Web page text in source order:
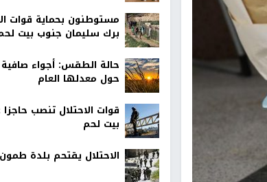
مستوطنون بحماية قوات
برك سليمان جنوب بيت
حالة الطقس: أجواء صافية
حول معدلها العام
قوات الاحتلال تنصب
بيت لحم
الاحتلال يقتحم بلدة